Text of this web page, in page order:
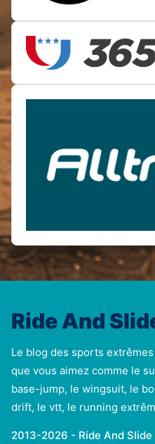
Ride And
Le blog des sports
que vous aimez comme le
base-jump, le wingsuit, le
drift, le vtt, le running
2013-2026 - Ride And Slide